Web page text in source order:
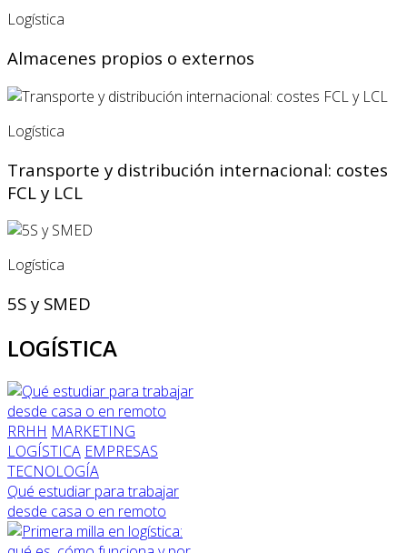
Logística
Almacenes propios o externos
Logística
Transporte y distribución internacional: costes
FCL y LCL
Logística
5S y SMED
LOGÍSTICA
RRHH MARKETING
LOGÍSTICA EMPRESAS
TECNOLOGÍA
Qué estudiar para trabajar
desde casa o en remoto